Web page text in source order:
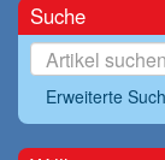
Suche
Erweiterte